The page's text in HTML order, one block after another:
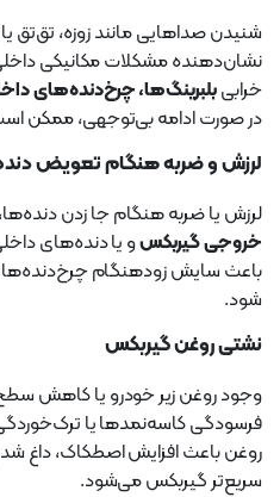
شنیدن صداهایی مانند زوزه، تق‌تق
نشان‌دهنده مشکلات مکانیکی
خرابیبلبرینگ‌ها، چرخ‌دنده‌های
در صورت ادامه بی‌توجهی، ممکن
لرزش و ضربه هنگام تعویض
لرزش یا ضربه هنگام جا زدن
خروجی گیربکسو یا دنده‌های
باعث سایش زودهنگام
شود.
نشتی روغن گیربکس
وجود روغن زیر خودرو یا کاهش
فرسودگی کاسه‌نمدها یا
روغن باعث افزایش اصطکاک، داغ
سریع‌تر گیربکس می‌شود.